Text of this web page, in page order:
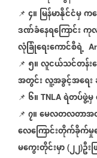
📌 ၄။ မြန်မာနိုင်ငံမှက
ဒဏ်ခံနေရကြောင်းကု
လုံခြုံရေးကောင်စီရဲ့
📌 ၅။လူငယ်သင်တန်း
အတွင်းလူ့အခွင့်အရေး
📌 ၆။ TNLA ရဲတပ်ဖွဲ့မှ
📌 ၇။မေလတလတာအ
လေကြောင်းတိုက်ခိုက်မှု
မကွေးတိုင်းမှာ (၂၂)ဦး